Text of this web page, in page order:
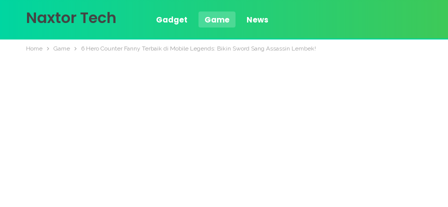
Naxtor Tech Gadget Game News
Home Game 6 Hero Counter Fanny Terbaik di Mobile Legends: Bikin Sword Sang Assassin Lembek!